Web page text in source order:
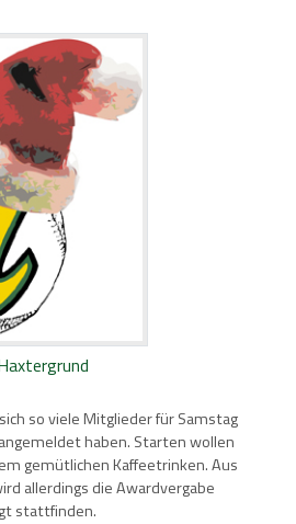
so viele Mitglieder für Samstag
haben. Starten wollen
gemütlichen Kaffeetrinken. Aus
allerdings die Awardvergabe
stattfinden.